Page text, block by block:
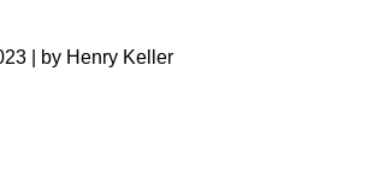
| by Henry Keller